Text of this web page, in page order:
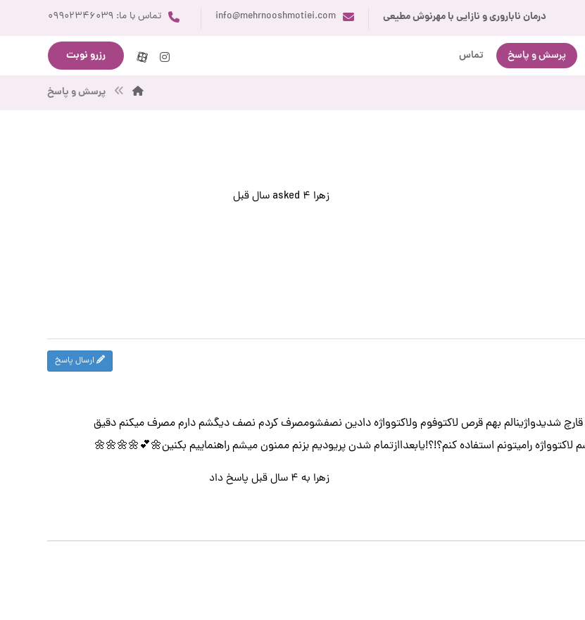
تماس با ما: ۰۹۹۰۲۳۴۶۰۳۹ info@mehrnooshmotiei.com درمان ناباروری و نازایی با مهرنوش مطیعی
پرسش و پاسخ تماس رزرو نوبت
پرسش و پاسخ
زهرا ۴ سال قبل
ارسال پاسخ
قارچ شدیدواژینالم بهم قرص لاکتوفوم ولاکتوواژه دادین نصفشومصرف کردم نصف دیگشم دارم مصرف میکنم دقیق
رامیتونم استفاده کنم؟!؟!یابعداازتمام شدن پریودیم بزنم ممنون میشم راهنماییم بکنین🌼💕🌼🌼🌼🌼
زهرا به ۴ سال قبل پاسخ داد